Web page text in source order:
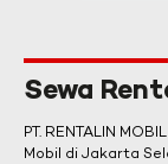
Sewa
PT. RENTALIN
Mobil di Jakarta